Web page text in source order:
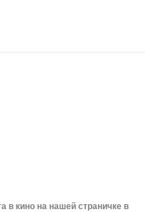
в кино на нашей страничке в